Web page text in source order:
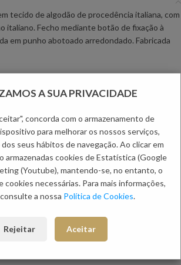
tecido de algodão de procedência italiana, com
italiano. Fecho mediante botão de fixação à
em punho abotoado arredondado. Fabricada
uma maior adaptabilidade sem descuidar a
necessária a primeira lavagem.
Camisas de Manga Comprida
A SUA PRIVACIDADE
concorda com o armazenamento de
para melhorar os nossos serviços,
seus hábitos de navegação. Ao clicar em
armazenadas cookies de Estatística (Google
(Youtube), mantendo-se, no entanto, o
cookies necessárias. Para mais informações,
a nossa Política de Cookies.
Rejeitar Aceitar